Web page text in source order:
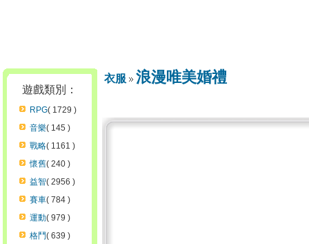
遊戲類別：
RPG( 1729 )
音樂( 145 )
戰略( 1161 )
懷舊( 240 )
益智( 2956 )
賽車( 784 )
運動( 979 )
格鬥( 639 )
衣服 浪漫唯美婚禮